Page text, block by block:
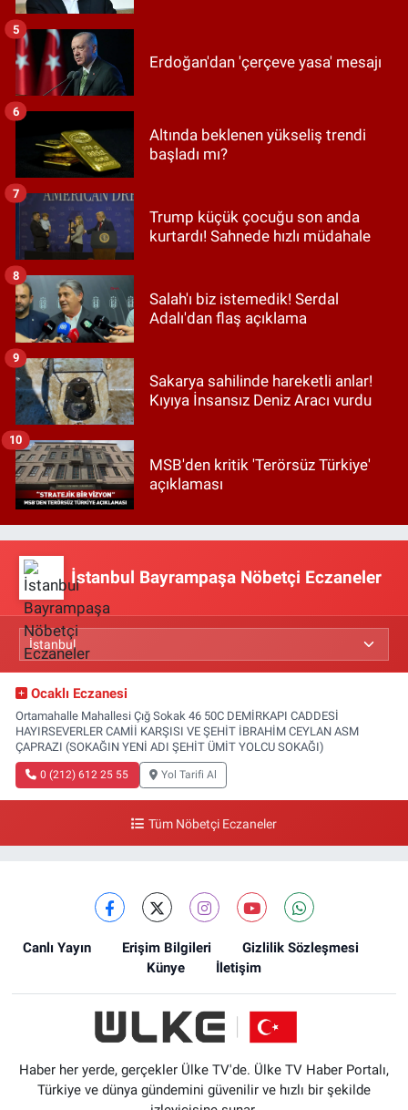
Erdoğan'dan 'çerçeve yasa' mesajı
5
Altında beklenen yükseliş trendi
başladı mı?
6
Trump küçük çocuğu son anda
kurtardı! Sahnede hızlı müdahale
7
Salah'ı biz istemedik! Serdal
Adalı'dan flaş açıklama
8
Sakarya sahilinde hareketli anlar!
Kıyıya İnsansız Deniz Aracı vurdu
9
MSB'den kritik 'Terörsüz Türkiye'
açıklaması
10
İstanbul Bayrampaşa Nöbetçi Eczaneler
Ocaklı Eczanesi
Ortamahalle Mahallesi Çığ Sokak 46 50C DEMİRKAPI CADDESİ
HAYIRSEVERLER CAMİİ KARŞISI VE ŞEHİT İBRAHİM CEYLAN ASM
ÇAPRAZI (SOKAĞIN YENİ ADI ŞEHİT ÜMİT YOLCU SOKAĞI)
0 (212) 612 25 55 Yol Tarifi Al
Tüm Nöbetçi Eczaneler
Canlı Yayın Erişim Bilgileri
Gizlilik Sözleşmesi
Künye
İletişim
Haber her yerde, gerçekler Ülke TV'de. Ülke TV Haber Portalı,
Türkiye ve dünya gündemini güvenilir ve hızlı bir şekilde